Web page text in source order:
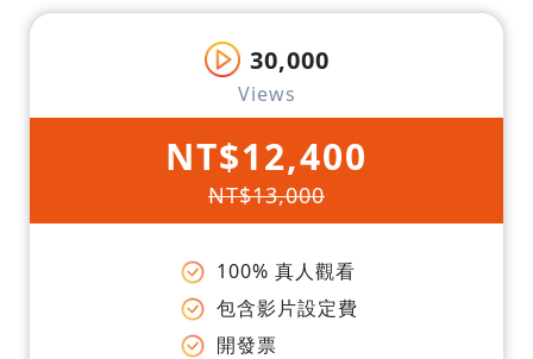
30,000
Views
NT$12,400
NT$13,000
100% 真人觀看
包含影片設定費
開發票